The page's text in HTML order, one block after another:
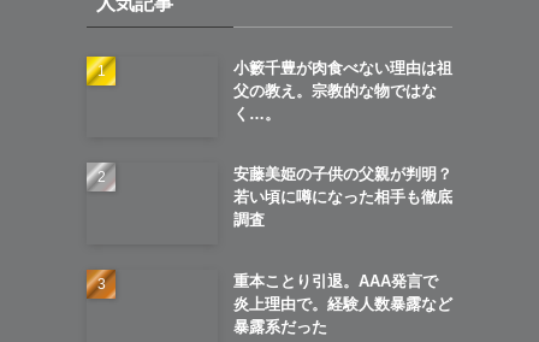
小籔千豊が肉食べない理由は祖
父の教え。宗教的な物ではな
く…。
安藤美姫の子供の父親が判明？
若い頃に噂になった相手も徹底
調査
重本ことり引退。AAA発言で
炎上理由で。経験人数暴露など
暴露系だった